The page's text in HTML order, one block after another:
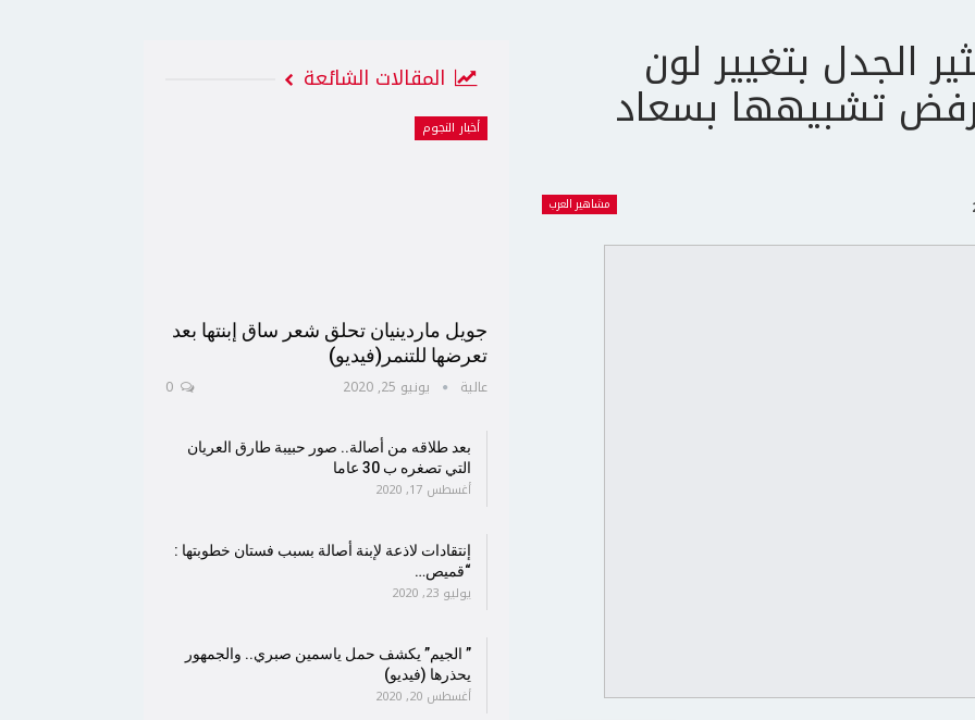
الجدل بتغيير لون
تشبيهها بسعاد
مشاهير العرب
المقالات الشائعة
أخبار النجوم
جويل ماردينيان تحلق شعر ساق إبنتها بعد
تعرضها للتنمر(فيديو)
عالية يونيو 25, 2020
بعد طلاقه من أصالة.. صور حبيبة طارق العريان
التي تصغره ب 30 عاما
أغسطس 17, 2020
إنتقادات لاذعة لإبنة أصالة بسبب فستان خطوبتها :
“قميص…
يوليو 23, 2020
” الجيم” يكشف حمل ياسمين صبري.. والجمهور
يحذرها (فيديو)
أغسطس 20, 2020